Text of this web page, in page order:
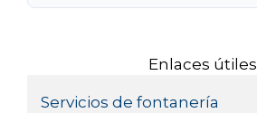
Enlaces útiles
Servicios de fontanería